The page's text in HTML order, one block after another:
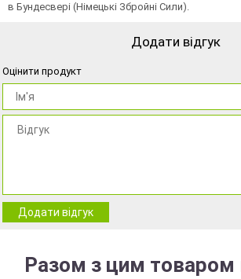
в Бундесвері (Німецькі Збройні Сили).
Додати відгук
Оцінити продукт
Додати відгук
Разом з цим товаром